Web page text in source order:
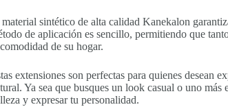
sintético de alta calidad Kanekalon
de aplicación es sencillo, permitiendo que
de su hogar.
extensiones son perfectas para quienes desean
Ya sea que busques un look casual o uno
y expresar tu personalidad.